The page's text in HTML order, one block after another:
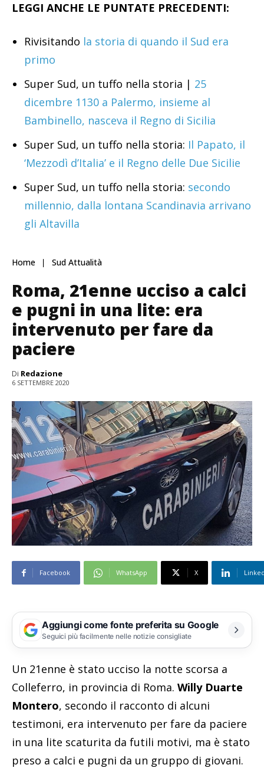
LEGGI ANCHE LE PUNTATE PRECEDENTI:
Rivisitando la storia di quando il Sud era
primo
Super Sud, un tuffo nella storia | 25
dicembre 1130 a Palermo, insieme al
Bambinello, nasceva il Regno di Sicilia
Super Sud, un tuffo nella storia: Il Papato, il
‘Mezzodì d’Italia’ e il Regno delle Due Sicilie
Super Sud, un tuffo nella storia: secondo
millennio, dalla lontana Scandinavia arrivano
gli Altavilla
Home Sud Attualità
Roma, 21enne ucciso a calci
e pugni in una lite: era
intervenuto per fare da
paciere
Di Redazione
6 SETTEMBRE 2020
Facebook WhatsApp X
Aggiungi come fonte preferita su Google
Seguici più facilmente nelle notizie consigliate
Un 21enne è stato ucciso la notte scorsa a
Colleferro, in provincia di Roma. Willy Duarte
Montero, secondo il racconto di alcuni
testimoni, era intervenuto per fare da paciere
in una lite scaturita da futili motivi, ma è stato
preso a calci e pugni da un gruppo di giovani.